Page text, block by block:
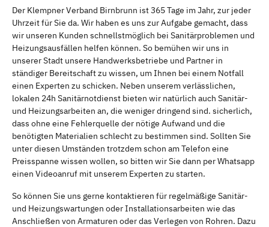
Der Klempner Verband Birnbrunn ist 365 Tage im Jahr, zur jeder
Uhrzeit für Sie da. Wir haben es uns zur Aufgabe gemacht, dass
wir unseren Kunden schnellstmöglich bei Sanitärproblemen und
Heizungsausfällen helfen können. So bemühen wir uns in
unserer Stadt unsere Handwerksbetriebe und Partner in
ständiger Bereitschaft zu wissen, um Ihnen bei einem Notfall
einen Experten zu schicken. Neben unserem verlässlichen,
lokalen 24h Sanitärnotdienst bieten wir natürlich auch Sanitär-
und Heizungsarbeiten an, die weniger dringend sind. sicherlich,
dass ohne eine Fehlerquelle der nötige Aufwand und die
benötigten Materialien schlecht zu bestimmen sind. Sollten Sie
unter diesen Umständen trotzdem schon am Telefon eine
Preisspanne wissen wollen, so bitten wir Sie dann per Whatsapp
einen Videoanruf mit unserem Experten zu starten.
So können Sie uns gerne kontaktieren für regelmäßige Sanitär-
und Heizungswartungen oder Installationsarbeiten wie das
Anschließen von Armaturen oder das Verlegen von Rohren. Dazu